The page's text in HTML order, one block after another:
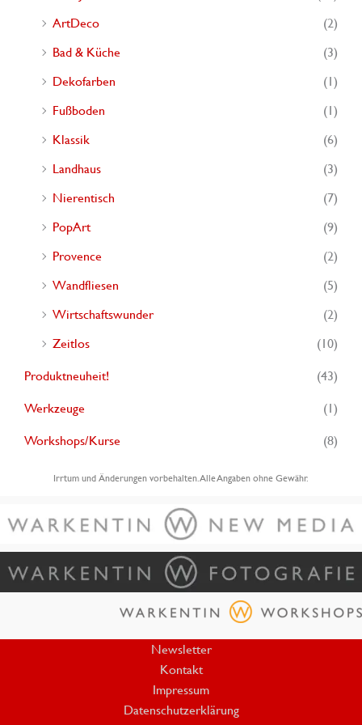
ArtDeco
(2)
Bad & Küche
(3)
Dekofarben
(1)
Fußboden
(1)
Klassik
(6)
Landhaus
(3)
Nierentisch
(7)
PopArt
(9)
Provence
(2)
Wandfliesen
(5)
Wirtschaftswunder
(2)
Zeitlos
(10)
Produktneuheit!
(43)
Werkzeuge
(1)
Workshops/Kurse
(8)
Irrtum und Änderungen vorbehalten. Alle Angaben ohne Gewähr.
Newsletter
Kontakt
Impressum
Datenschutzerklärung